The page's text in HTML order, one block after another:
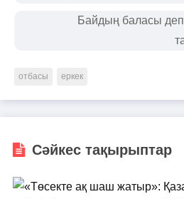
Байдың баласы
отбасы еркек
Сәйкес тақырыптар